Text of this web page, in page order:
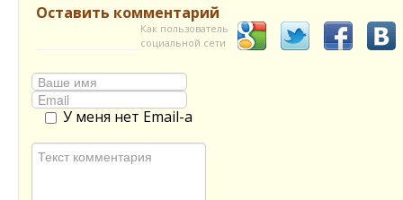
Оставить комментарий
Как пользователь
социальной сети
У меня нет Email-а